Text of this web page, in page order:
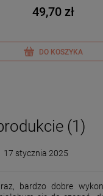
49,70 zł
DO KOSZYKA
(1)
17 stycznia 2025
bardzo dobre